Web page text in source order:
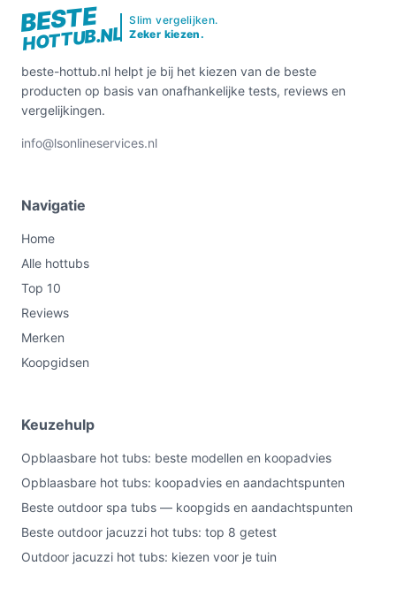
BESTE
HOTTUB.NL
Slim vergelijken.
Zeker kiezen.
beste-hottub.nl helpt je bij het kiezen van de beste
producten op basis van onafhankelijke tests, reviews en
vergelijkingen.
info@lsonlineservices.nl
Navigatie
Home
Alle hottubs
Top 10
Reviews
Merken
Koopgidsen
Keuzehulp
Opblaasbare hot tubs: beste modellen en koopadvies
Opblaasbare hot tubs: koopadvies en aandachtspunten
Beste outdoor spa tubs — koopgids en aandachtspunten
Beste outdoor jacuzzi hot tubs: top 8 getest
Outdoor jacuzzi hot tubs: kiezen voor je tuin